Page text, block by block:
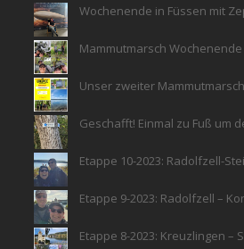
Wochenende in Füssen mit
Mammutmarsch
Unser zweiter
Geschafft! Einmal zu Fuß um
Etappe 10-2023: Radolfzell-
Etappe 9-2023: Radolfzell –
Etappe 8-2023: Kreuzlingen –